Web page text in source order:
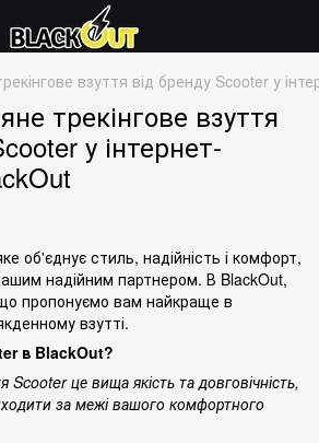
взуття від бренду Scooter у
трекінгове взуття
у інтернет-
об'єднує стиль, надійність і комфорт,
надійним партнером. В BlackOut,
пропонуємо вам найкраще в
взутті.
в BlackOut?
Scooter це вища якість та довговічність,
за межі вашого комфортного